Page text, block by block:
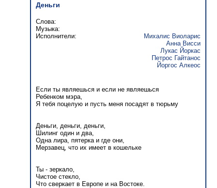
Деньги
Слова:
Музыка:
Исполнители:
Михалис Виоларис
Анна Висси
Лукас Йоркас
Петрос Гайтанос
Йоргос Алкеос
Если ты являешься и если не являешься
Ребенком мэра,
Я тебя поцелую и пусть меня посадят в тюрьму
Деньги, деньги, деньги,
Шилинг один и два,
Одна лира, пятерка и где они,
Мерзавец, что их имеет в кошельке
Ты - зеркало,
Чистое стекло,
Что сверкает в Европе и на Востоке.